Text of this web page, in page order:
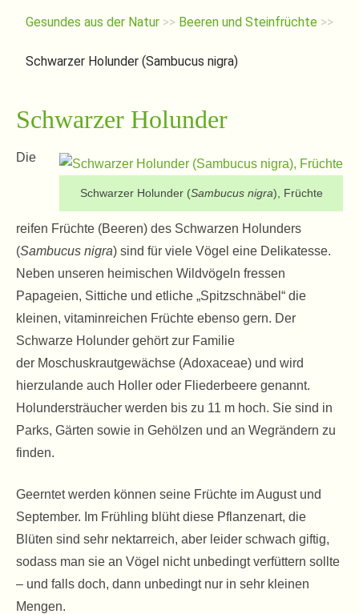
Gesundes aus der Natur >> Beeren und Steinfrüchte >>
Schwarzer Holunder (Sambucus nigra)
Schwarzer Holunder
Schwarzer Holunder (Sambucus nigra), Früchte
Die
reifen Früchte (Beeren) des Schwarzen Holunders
(Sambucus nigra) sind für viele Vögel eine Delikatesse.
Neben unseren heimischen Wildvögeln fressen
Papageien, Sittiche und etliche „Spitzschnäbel“ die
kleinen, vitaminreichen Früchte ebenso gern. Der
Schwarze Holunder gehört zur Familie
der Moschuskrautgewächse (Adoxaceae) und wird
hierzulande auch Holler oder Fliederbeere genannt.
Holundersträucher werden bis zu 11 m hoch. Sie sind in
Parks, Gärten sowie in Gehölzen und an Wegrändern zu
finden.
Geerntet werden können seine Früchte im August und
September. Im Frühling blüht diese Pflanzenart, die
Blüten sind sehr nektarreich, aber leider schwach giftig,
sodass man sie an Vögel nicht unbedingt verfüttern sollte
– und falls doch, dann unbedingt nur in sehr kleinen
Mengen.